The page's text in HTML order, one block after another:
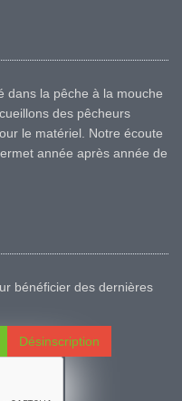
dans la pêche à la mouche
des pêcheurs
le matériel. Notre écoute
année après année de
bénéficier des dernières
Désinscription